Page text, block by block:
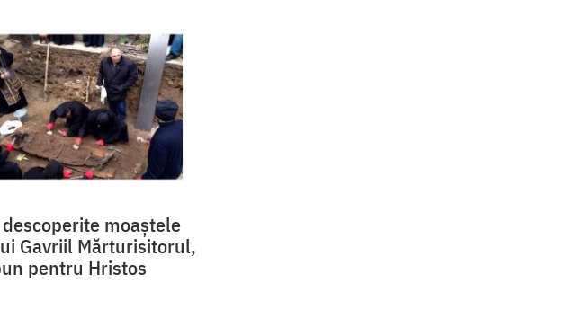
moaștele
Gavriil Mărturisitorul,
pentru Hristos